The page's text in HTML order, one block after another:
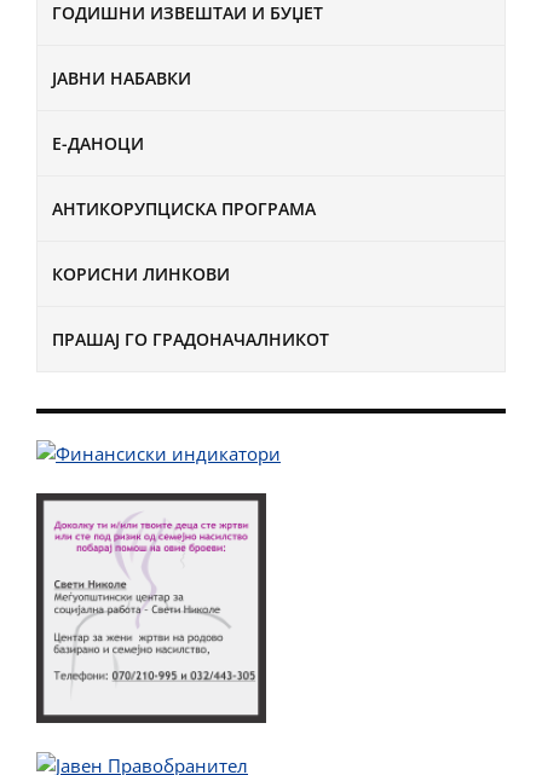
ГОДИШНИ ИЗВЕШТАИ И БУЏЕТ
ЈАВНИ НАБАВКИ
Е-ДАНОЦИ
АНТИКОРУПЦИСКА ПРОГРАМА
КОРИСНИ ЛИНКОВИ
ПРАШАЈ ГО ГРАДОНАЧАЛНИКОТ